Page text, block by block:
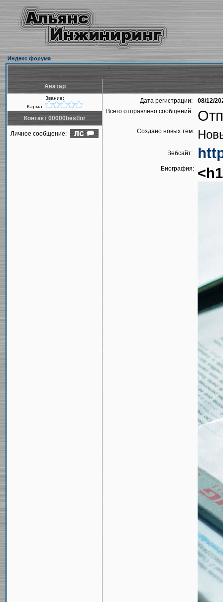
Индекс форума
Аватар
Звание:
Карма:
Дата регистрации:
08/12/
Всего отправлено сообщений:
Создано новых тем:
Вебсайт:
Биография:
Контакт 00000bestlor
Личное сообщение: